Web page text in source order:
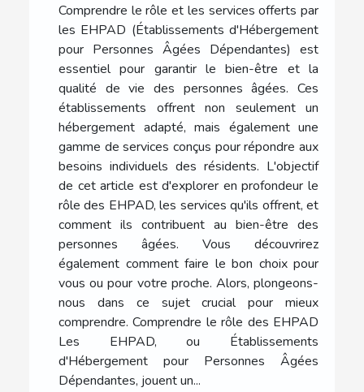
Comprendre le rôle et les services offerts par
les EHPAD (Établissements d'Hébergement
pour Personnes Âgées Dépendantes) est
essentiel pour garantir le bien-être et la
qualité de vie des personnes âgées. Ces
établissements offrent non seulement un
hébergement adapté, mais également une
gamme de services conçus pour répondre aux
besoins individuels des résidents. L'objectif
de cet article est d'explorer en profondeur le
rôle des EHPAD, les services qu'ils offrent, et
comment ils contribuent au bien-être des
personnes âgées. Vous découvrirez
également comment faire le bon choix pour
vous ou pour votre proche. Alors, plongeons-
nous dans ce sujet crucial pour mieux
comprendre. Comprendre le rôle des EHPAD
Les EHPAD, ou Établissements
d'Hébergement pour Personnes Âgées
Dépendantes, jouent un...